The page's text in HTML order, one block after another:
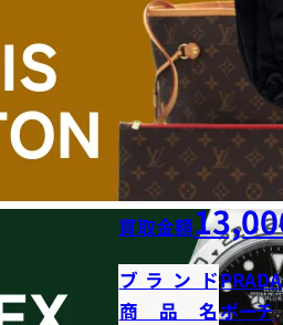
買取金額
ブランドPRADA
商品名ポーチ